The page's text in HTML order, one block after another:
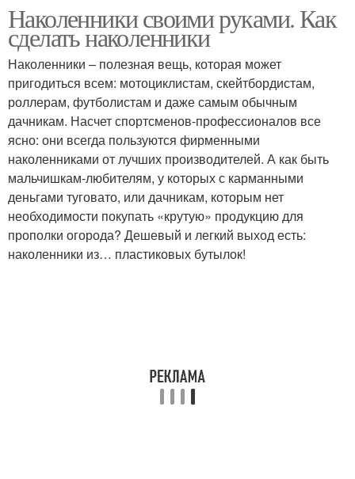
Наколенники своими руками. Как
сделать наколенники
Наколенники – полезная вещь, которая может
пригодиться всем: мотоциклистам, скейтбордистам,
роллерам, футболистам и даже самым обычным
дачникам. Насчет спортсменов-профессионалов все
ясно: они всегда пользуются фирменными
наколенниками от лучших производителей. А как быть
мальчишкам-любителям, у которых с карманными
деньгами туговато, или дачникам, которым нет
необходимости покупать «крутую» продукцию для
прополки огорода? Дешевый и легкий выход есть:
наколенники из… пластиковых бутылок!